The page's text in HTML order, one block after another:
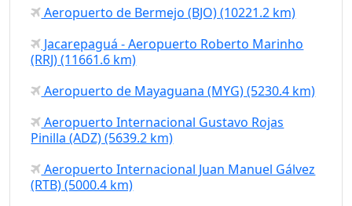
Aeropuerto de Bermejo (BJO) (10221.2 km)
Jacarepaguá - Aeropuerto Roberto Marinho
(RRJ) (11661.6 km)
Aeropuerto de Mayaguana (MYG) (5230.4 km)
Aeropuerto Internacional Gustavo Rojas
Pinilla (ADZ) (5639.2 km)
Aeropuerto Internacional Juan Manuel Gálvez
(RTB) (5000.4 km)